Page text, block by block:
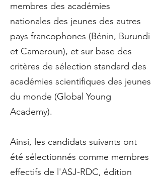
membres des académies
nationales des jeunes des autres
pays francophones (Bénin, Burundi
et Cameroun), et sur base des
critères de sélection standard des
académies scientifiques des jeunes
du monde (Global Young
Academy).
Ainsi, les candidats suivants ont
été sélectionnés comme membres
effectifs de l'ASJ-RDC, édition